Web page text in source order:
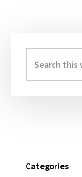
Sidebar
this
website
Categories